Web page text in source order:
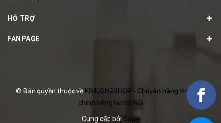
HỖ TRỢ
FANPAGE
© Bản quyền thuộc về KIMLONGSHOP - Chuyên hàng thể thao
chính hãng tại Hà Nội
Cung cấp bởi Sapo